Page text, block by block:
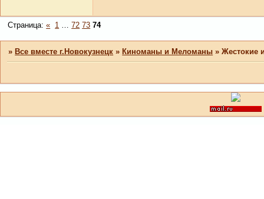
Страница:« 1 … 72 73 74
» Все вместе г.Новокузнецк » Киноманы и Меломаны »Жестокие